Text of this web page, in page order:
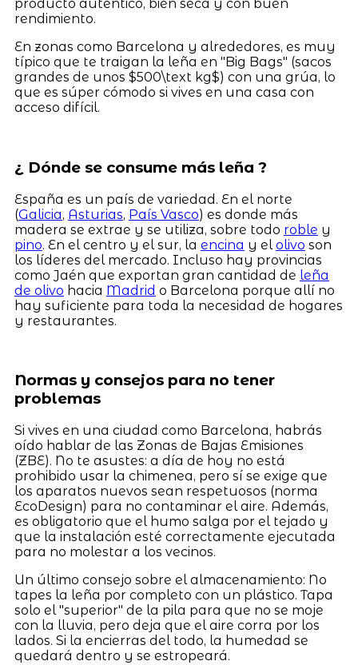
producto auténtico, bien seca y con buen
rendimiento.
En zonas como Barcelona y alrededores, es muy
típico que te traigan la leña en "Big Bags" (sacos
grandes de unos $500\text kg$) con una grúa, lo
que es súper cómodo si vives en una casa con
acceso difícil.
¿ Dónde se consume más leña ?
España es un país de variedad. En el norte
(Galicia, Asturias, País Vasco) es donde más
madera se extrae y se utiliza, sobre todo roble y
pino. En el centro y el sur, la encina y el olivo son
los líderes del mercado. Incluso hay provincias
como Jaén que exportan gran cantidad de leña
de olivo hacia Madrid o Barcelona porque allí no
hay suficiente para toda la necesidad de hogares
y restaurantes.
Normas y consejos para no tener
problemas
Si vives en una ciudad como Barcelona, habrás
oído hablar de las Zonas de Bajas Emisiones
(ZBE). No te asustes: a día de hoy no está
prohibido usar la chimenea, pero sí se exige que
los aparatos nuevos sean respetuosos (norma
EcoDesign) para no contaminar el aire. Además,
es obligatorio que el humo salga por el tejado y
que la instalación esté correctamente ejecutada
para no molestar a los vecinos.
Un último consejo sobre el almacenamiento: No
tapes la leña por completo con un plástico. Tapa
solo el "superior" de la pila para que no se moje
con la lluvia, pero deja que el aire corra por los
lados. Si la encierras del todo, la humedad se
quedará dentro y se estropeará.